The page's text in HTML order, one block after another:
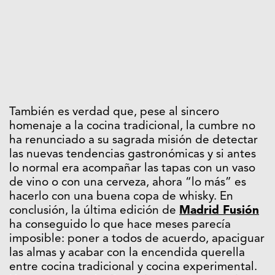
También es verdad que, pese al sincero
homenaje a la cocina tradicional, la cumbre no
ha renunciado a su sagrada misión de detectar
las nuevas tendencias gastronómicas y si antes
lo normal era acompañar las tapas con un vaso
de vino o con una cerveza, ahora “lo más” es
hacerlo con una buena copa de whisky. En
conclusión, la última edición de Madrid Fusión
ha conseguido lo que hace meses parecía
imposible: poner a todos de acuerdo, apaciguar
las almas y acabar con la encendida querella
entre cocina tradicional y cocina experimental.